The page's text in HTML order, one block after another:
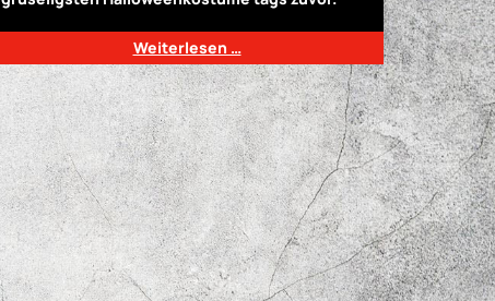
Weiterlesen …